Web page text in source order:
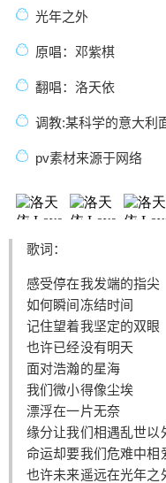
光年之外
原唱：邓紫棋
翻唱：洛天依
调教:某科学的意大利
pv素材来源于网络
歌词：
感受停在我发端的指尖
如何瞬间冻结时间
记住望着我坚定的双眼
也许已经没有明天
面对浩瀚的星海
我们微小得像尘埃
漂浮在一片无奈
缘分让我们相遇乱世以
命运却要我们危难中相
也许未来遥远在光年之
光年之外 原唱：邓
的意大利面 pv素材
扫描二维码继续阅读